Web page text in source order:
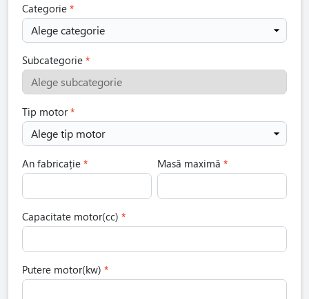
Categorie
Alege categorie
Subcategorie
Alege subcategorie
Tip motor
Alege tip motor
An fabricație Masă maximă
Capacitate motor(cc)
Putere motor(kw)